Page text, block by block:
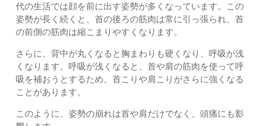
代の生活では顔を前に出す姿勢が多くなっています。この
姿勢が長く続くと、首の後ろの筋肉は常に引っ張られ、首
の前側の筋肉は縮こまりやすくなります。
さらに、背中が丸くなると胸まわりも硬くなり、呼吸が浅
くなります。呼吸が浅くなると、首や肩の筋肉を使って呼
吸を補おうとするため、首こりや肩こりがさらに強くなる
ことがあります。
このように、姿勢の崩れは首や肩だけでなく、頭痛にも影